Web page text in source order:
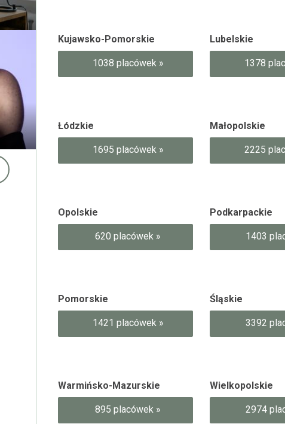
Kujawsko-Pomorskie
1038 placówek »
Lubelskie
1378
Łódzkie
1695 placówek »
Małopolskie
2225
Opolskie
620 placówek »
Podkarpackie
1403
Pomorskie
1421 placówek »
Śląskie
3392
Warmińsko-Mazurskie
895 placówek »
Wielkopolskie
2974